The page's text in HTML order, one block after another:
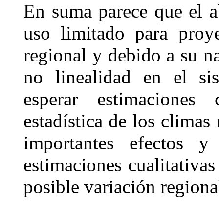
En suma parece que el
uso limitado para
regional y debido a su
no linealidad en el
esperar
estadística de los
importantes efectos
estimaciones
posible variación